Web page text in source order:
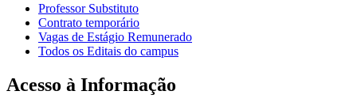
Professor Substituto
Contrato temporário
Vagas de Estágio Remunerado
Todos os Editais do campus
Acesso à Informação